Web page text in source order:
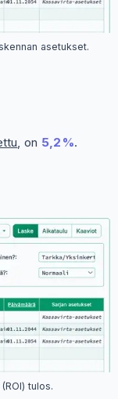
asetukset.
, on 5,2 %.
tulos.